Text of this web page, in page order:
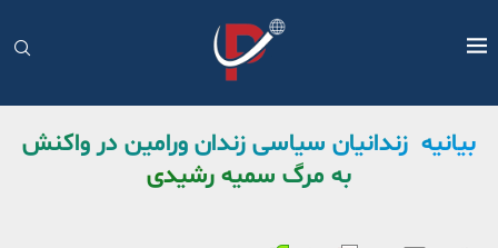
بیانیه زندانیان سیاسی زندان ورامین در واکنش
به مرگ سمیه رشیدی